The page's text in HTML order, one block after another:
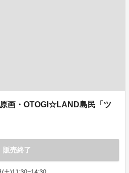
画・OTOGI☆LAND島民「ツ
販売終了